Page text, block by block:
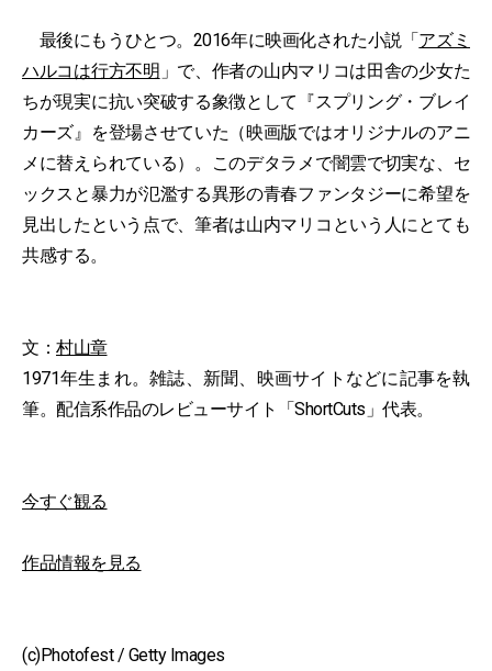
最後にもうひとつ。2016年に映画化された小説「アズミ
ハルコは行方不明 」で、作者の山内マリコは田舎の少女た
ちが現実に抗い突破する象徴として『スプリング・ブレイ
カーズ』を登場させていた（映画版ではオリジナルのアニ
メに替えられている）。このデタラメで闇雲で切実な、セ
ックスと暴力が氾濫する異形の青春ファンタジーに希望を
見出したという点で、筆者は山内マリコという人にとても
共感する。
文： 村山章
1971年生まれ。雑誌、新聞、映画サイトなどに記事を執
筆。配信系作品のレビューサイト「ShortCuts」代表。
今すぐ観る
作品情報を見る
(c)Photofest / Getty Images